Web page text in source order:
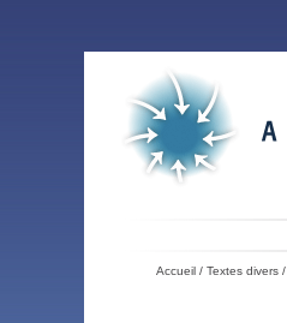
Accueil/ Textes divers/